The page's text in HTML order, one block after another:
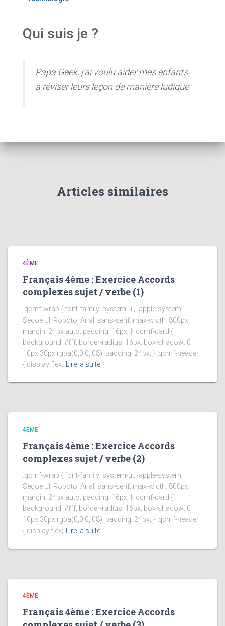
Qui suis je ?
Papa Geek, j'ai voulu aider mes enfants
à réviser leurs leçon de manière ludique
Articles similaires
4ÈME
Français 4ème : Exercice Accords
complexes sujet / verbe (1)
.qcmf-wrap { font-family: system-ui, -apple-system,
Segoe UI, Roboto, Arial, sans-serif; max-width: 800px;
margin: 24px auto; padding: 16px; } .qcmf-card {
background: #fff; border-radius: 16px; box-shadow: 0
10px 30px rgba(0,0,0,.08); padding: 24px; } .qcmf-header
{ display:flex; Lire la suite
4ÈME
Français 4ème : Exercice Accords
complexes sujet / verbe (2)
.qcmf-wrap { font-family: system-ui, -apple-system,
Segoe UI, Roboto, Arial, sans-serif; max-width: 800px;
margin: 24px auto; padding: 16px; } .qcmf-card {
background: #fff; border-radius: 16px; box-shadow: 0
10px 30px rgba(0,0,0,.08); padding: 24px; } .qcmf-header
{ display:flex; Lire la suite
4ÈME
Français 4ème : Exercice Accords